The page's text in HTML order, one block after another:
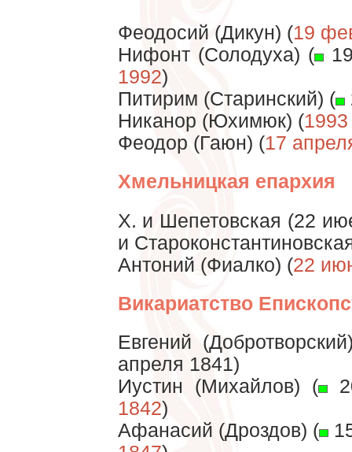
Феодосий (Дикун) (19
Нифонт (Солодуха) (
1992)
Питирим (Старинский) (
Никанор (Юхимюк) (1993
Феодор (Гаюн) (17
Хмельницкая епархия
Х. и Шепетовская (22
и
Антоний (Фиалко) (22
Викариатство
Евгений
апреля 1841)
Иустин (Михайлов) (
1842)
Афанасий (Дроздов) (